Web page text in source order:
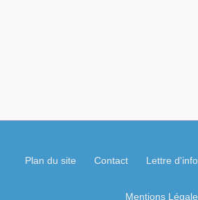
Plan du site Contact Lettre
Mentions